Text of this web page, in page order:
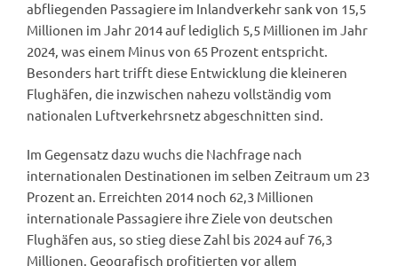
abfliegenden Passagiere im Inlandverkehr sank von 15,5
Millionen im Jahr 2014 auf lediglich 5,5 Millionen im Jahr
2024, was einem Minus von 65 Prozent entspricht.
Besonders hart trifft diese Entwicklung die kleineren
Flughäfen, die inzwischen nahezu vollständig vom
nationalen Luftverkehrsnetz abgeschnitten sind.
Im Gegensatz dazu wuchs die Nachfrage nach
internationalen Destinationen im selben Zeitraum um 23
Prozent an. Erreichten 2014 noch 62,3 Millionen
internationale Passagiere ihre Ziele von deutschen
Flughäfen aus, so stieg diese Zahl bis 2024 auf 76,3
Millionen. Geografisch profitierten vor allem